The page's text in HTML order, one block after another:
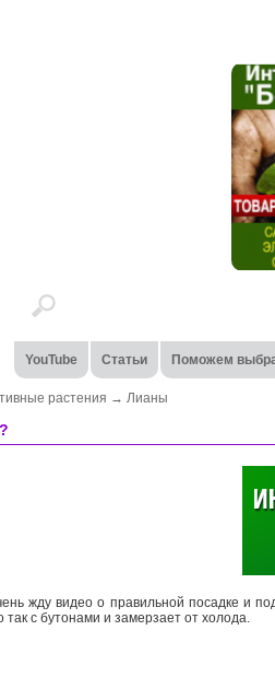
YouTube Статьи Поможем
растения → Лианы
жду видео о правильной посадке и
так с бутонами и замерзает от холода.